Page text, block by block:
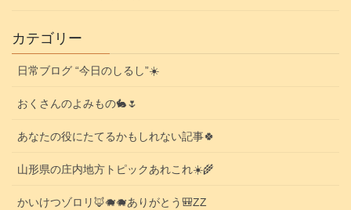
カテゴリー
日常ブログ “今日のしるし”☀️
おくさんのよみもの🐇🌷
あなたの役にたてるかもしれない記事🍀
山形県の庄内地方トピックあれこれ☀️🌾
かいけつゾロリ🦊🐗🐗ありがとう🎒ZZ